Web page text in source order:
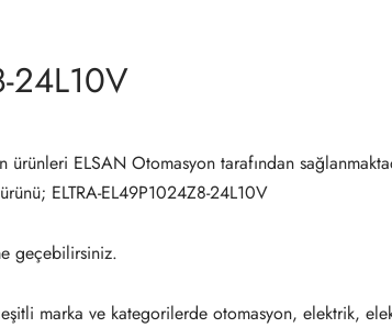
24L10V
ürünleri ELSAN Otomasyon tarafından
ELTRA-EL49P1024Z8-24L10V
geçebilirsiniz.
marka ve kategorilerde otomasyon, elektrik,